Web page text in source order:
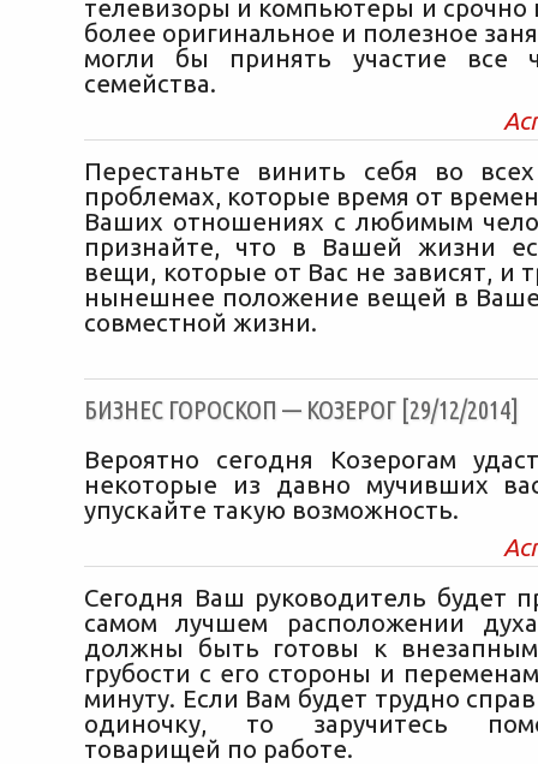
телевизоры и компьютеры и
более оригинальное и полезное
могли бы принять участие все
семейства.
Перестаньте винить себя во
проблемах, которые время от
Ваших отношениях с любимым
признайте, что в Вашей жизни
вещи, которые от Вас не зависят, и
нынешнее положение вещей в
совместной жизни.
БИЗНЕС ГОРОСКОП — КОЗЕРОГ [29/12/2014]
Вероятно сегодня Козерогам
некоторые из давно мучивших
упускайте такую возможность.
Сегодня Ваш руководитель будет
самом лучшем расположении
должны быть готовы к
грубости с его стороны и
минуту. Если Вам будет трудно
одиночку, то заручитесь
товарищей по работе.